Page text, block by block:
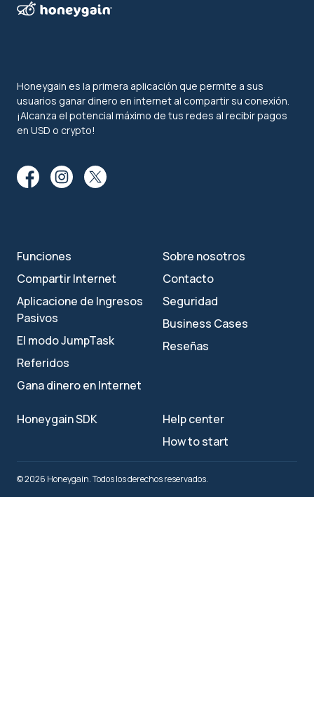
Honeygain es la primera aplicación que permite a sus
usuarios ganar dinero en internet al compartir su conexión.
¡Alcanza el potencial máximo de tus redes al recibir pagos
en USD o crypto!
Funciones
Compartir Internet
Aplicacione de Ingresos
Pasivos
El modo JumpTask
Referidos
Gana dinero en Internet
Sobre nosotros
Contacto
Seguridad
Business Cases
Reseñas
Honeygain SDK
Help center
How to start
© 2026 Honeygain. Todos los derechos reservados.